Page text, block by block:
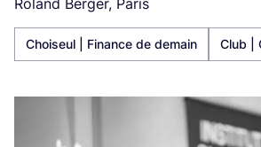
Choiseul | Finance de demain Club |